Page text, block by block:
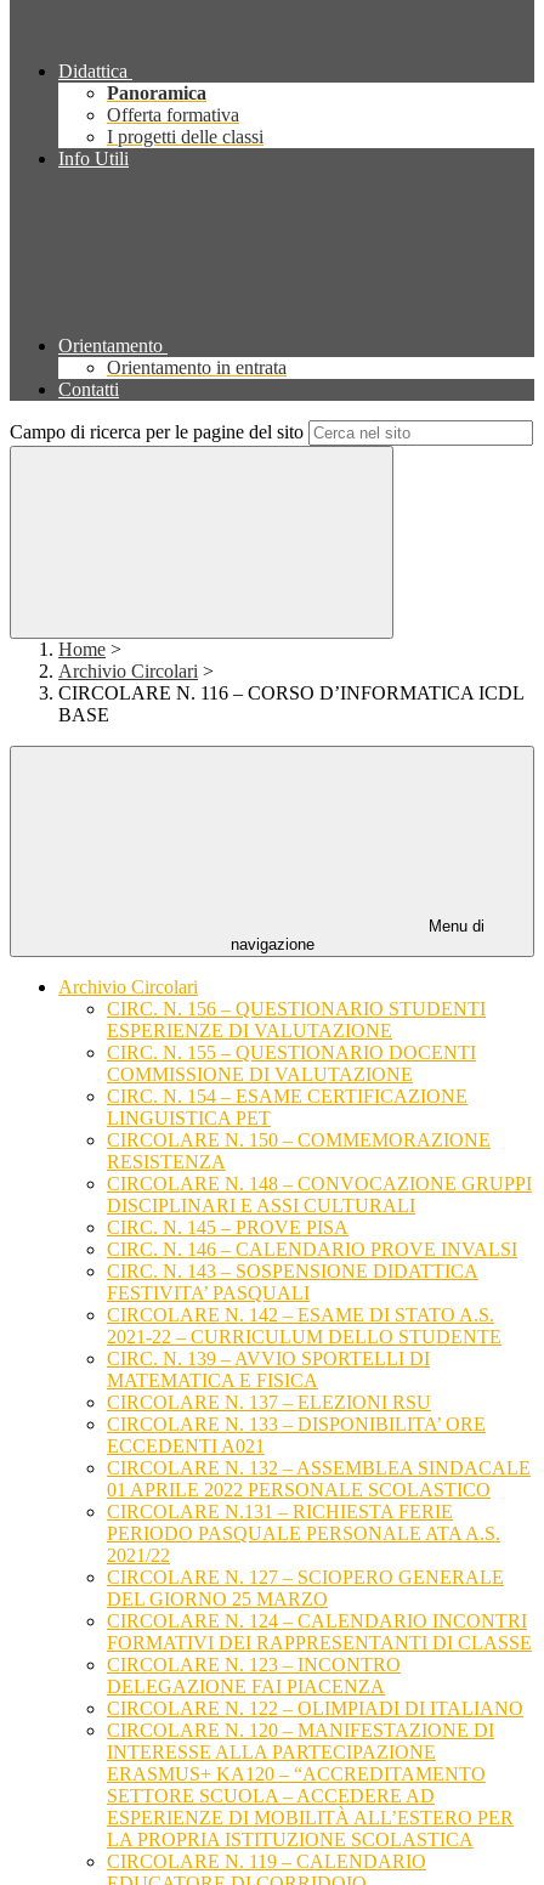
Didattica
Panoramica
Offerta formativa
I progetti delle classi
Info Utili
Orientamento
Orientamento in entrata
Contatti
Campo di ricerca per le pagine del sito
Home >
Archivio Circolari >
CIRCOLARE N. 116 – CORSO D’INFORMATICA ICDL
BASE
Menu di
navigazione
Archivio Circolari
CIRC. N. 156 – QUESTIONARIO STUDENTI
ESPERIENZE DI VALUTAZIONE
CIRC. N. 155 – QUESTIONARIO DOCENTI
COMMISSIONE DI VALUTAZIONE
CIRC. N. 154 – ESAME CERTIFICAZIONE
LINGUISTICA PET
CIRCOLARE N. 150 – COMMEMORAZIONE
RESISTENZA
CIRCOLARE N. 148 – CONVOCAZIONE GRUPPI
DISCIPLINARI E ASSI CULTURALI
CIRC. N. 145 – PROVE PISA
CIRC. N. 146 – CALENDARIO PROVE INVALSI
CIRC. N. 143 – SOSPENSIONE DIDATTICA
FESTIVITA’ PASQUALI
CIRCOLARE N. 142 – ESAME DI STATO A.S.
2021-22 – CURRICULUM DELLO STUDENTE
CIRC. N. 139 – AVVIO SPORTELLI DI
MATEMATICA E FISICA
CIRCOLARE N. 137 – ELEZIONI RSU
CIRCOLARE N. 133 – DISPONIBILITA’ ORE
ECCEDENTI A021
CIRCOLARE N. 132 – ASSEMBLEA SINDACALE
01 APRILE 2022 PERSONALE SCOLASTICO
CIRCOLARE N.131 – RICHIESTA FERIE
PERIODO PASQUALE PERSONALE ATA A.S.
2021/22
CIRCOLARE N. 127 – SCIOPERO GENERALE
DEL GIORNO 25 MARZO
CIRCOLARE N. 124 – CALENDARIO INCONTRI
FORMATIVI DEI RAPPRESENTANTI DI CLASSE
CIRCOLARE N. 123 – INCONTRO
DELEGAZIONE FAI PIACENZA
CIRCOLARE N. 122 – OLIMPIADI DI ITALIANO
CIRCOLARE N. 120 – MANIFESTAZIONE DI
INTERESSE ALLA PARTECIPAZIONE
ERASMUS+ KA120 – “ACCREDITAMENTO
SETTORE SCUOLA – ACCEDERE AD
ESPERIENZE DI MOBILITÀ ALL’ESTERO PER
LA PROPRIA ISTITUZIONE SCOLASTICA
CIRCOLARE N. 119 – CALENDARIO